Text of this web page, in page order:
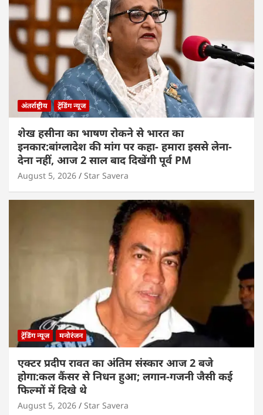
अंतर्राष्ट्रीय ट्रेंडिंग न्यूज
शेख हसीना का भाषण रोकने से भारत का
इनकार:बांग्लादेश की मांग पर कहा- हमारा इससे लेना-
देना नहीं, आज 2 साल बाद दिखेंगी पूर्व PM
August 5, 2026 Star Savera
ट्रेंडिंग न्यूज मनोरंजन
एक्टर प्रदीप रावत का अंतिम संस्कार आज 2 बजे
होगा:कल कैंसर से निधन हुआ; लगान-गजनी जैसी कई
फिल्मों में दिखे थे
August 5, 2026 Star Savera